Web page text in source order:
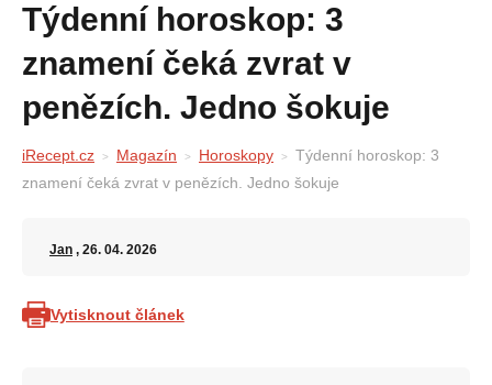
Týdenní horoskop: 3
znamení čeká zvrat v
penězích. Jedno šokuje
iRecept.cz Magazín Horoskopy
Týdenní horoskop: 3
znamení čeká zvrat v penězích. Jedno šokuje
Jan , 26. 04. 2026
Vytisknout článek